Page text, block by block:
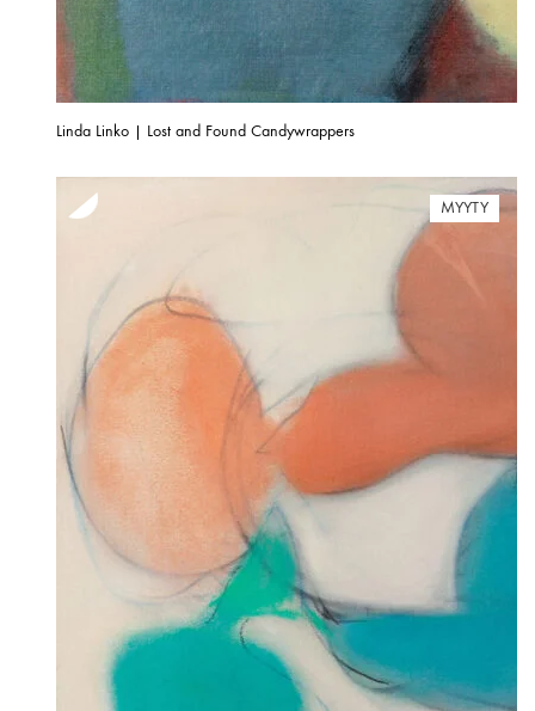
Linda Linko | Lost and Found Candywrappers
MYYTY